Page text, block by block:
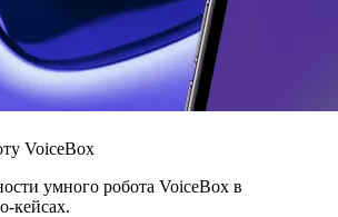
VoiceBox
умного робота VoiceBox в
кейсах.